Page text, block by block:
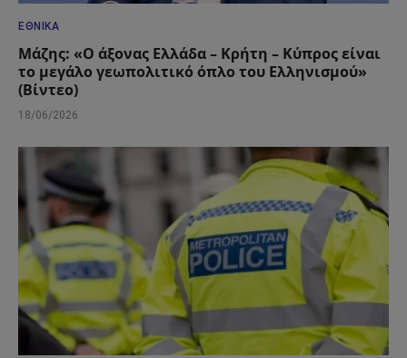
ΕΘΝΙΚΆ
Μάζης: «Ο άξονας Ελλάδα – Κρήτη – Κύπρος είναι
το μεγάλο γεωπολιτικό όπλο του Ελληνισμού»
(Βίντεο)
18/06/2026